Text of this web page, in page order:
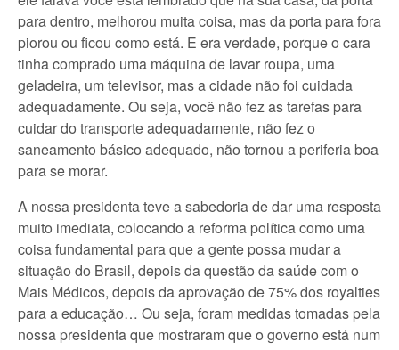
para dentro, melhorou muita coisa, mas da porta para fora
piorou ou ficou como está. E era verdade, porque o cara
tinha comprado uma máquina de lavar roupa, uma
geladeira, um televisor, mas a cidade não foi cuidada
adequadamente. Ou seja, você não fez as tarefas para
cuidar do transporte adequadamente, não fez o
saneamento básico adequado, não tornou a periferia boa
para se morar.
A nossa presidenta teve a sabedoria de dar uma resposta
muito imediata, colocando a reforma política como uma
coisa fundamental para que a gente possa mudar a
situação do Brasil, depois da questão da saúde com o
Mais Médicos, depois da aprovação de 75% dos royalties
para a educação… Ou seja, foram medidas tomadas pela
nossa presidenta que mostraram que o governo está num